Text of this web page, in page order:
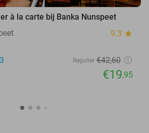
à la carte bij Banka Nunspeet
9.3 star
Regulier €42,60
€19,95